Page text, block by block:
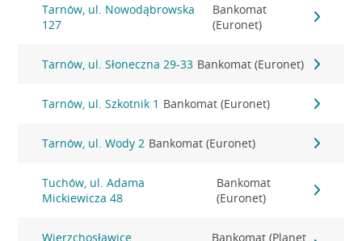
Tarnów, ul. Nowodąbrowska
127
Bankomat
(Euronet)
Tarnów, ul. Słoneczna 29-33 Bankomat (Euronet)
Tarnów, ul. Szkotnik 1 Bankomat (Euronet)
Tarnów, ul. Wody 2 Bankomat (Euronet)
Tuchów, ul. Adama
Mickiewicza 48
Bankomat
(Euronet)
Wierzchosławice,
Bankomat (Planet